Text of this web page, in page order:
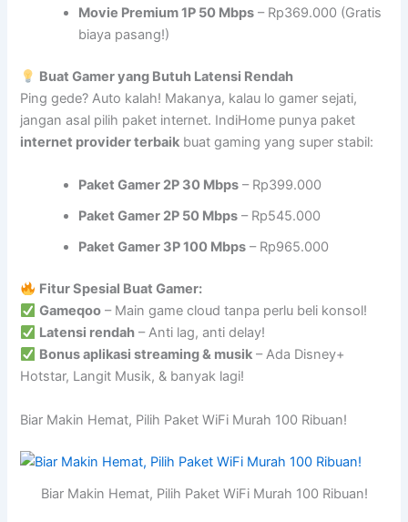
Movie Premium 1P 50 Mbps – Rp369.000 (Gratis
biaya pasang!)
Buat Gamer yang Butuh Latensi Rendah
Ping gede? Auto kalah! Makanya, kalau lo gamer sejati,
jangan asal pilih paket internet. IndiHome punya paket
internet provider terbaik buat gaming yang super stabil:
Paket Gamer 2P 30 Mbps – Rp399.000
Paket Gamer 2P 50 Mbps – Rp545.000
Paket Gamer 3P 100 Mbps – Rp965.000
Fitur Spesial Buat Gamer:
Gameqoo – Main game cloud tanpa perlu beli konsol!
Latensi rendah – Anti lag, anti delay!
Bonus aplikasi streaming & musik – Ada Disney+
Hotstar, Langit Musik, & banyak lagi!
Biar Makin Hemat, Pilih Paket WiFi Murah 100 Ribuan!
Biar Makin Hemat, Pilih Paket WiFi Murah 100 Ribuan!